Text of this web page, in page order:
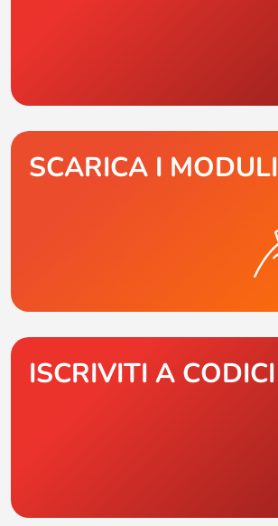
SCARICA I MODULI
ISCRIVITI A CODICI